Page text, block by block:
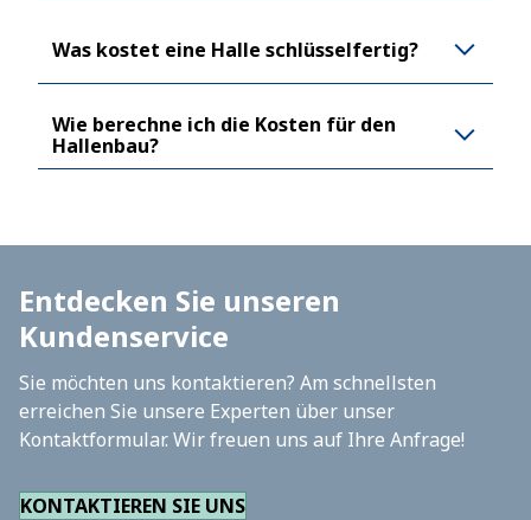
Was kostet eine Halle schlüsselfertig?
Wie berechne ich die Kosten für den
Hallenbau?
Entdecken Sie unseren
Kundenservice
Sie möchten uns kontaktieren? Am schnellsten
erreichen Sie unsere Experten über unser
Kontaktformular. Wir freuen uns auf Ihre Anfrage!
KONTAKTIEREN SIE UNS